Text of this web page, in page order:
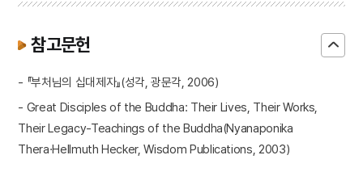
참고문헌
- 『부처님의 십대제자』(성각, 광문각, 2006)
- Great Disciples of the Buddha: Their Lives, Their Works,
Their Legacy-Teachings of the Buddha(Nyanaponika
Thera·Hellmuth Hecker, Wisdom Publications, 2003)